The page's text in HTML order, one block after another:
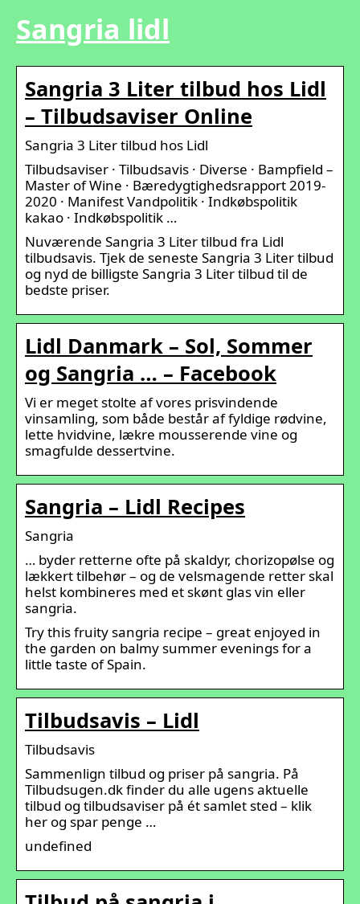
Sangria lidl
Sangria 3 Liter tilbud hos Lidl
– Tilbudsaviser Online
Sangria 3 Liter tilbud hos Lidl
Tilbudsaviser · Tilbudsavis · Diverse · Bampfield –
Master of Wine · Bæredygtighedsrapport 2019-
2020 · Manifest Vandpolitik · Indkøbspolitik
kakao · Indkøbspolitik …
Nuværende Sangria 3 Liter tilbud fra Lidl
tilbudsavis. Tjek de seneste Sangria 3 Liter tilbud
og nyd de billigste Sangria 3 Liter tilbud til de
bedste priser.
Lidl Danmark – Sol, Sommer
og Sangria … – Facebook
Vi er meget stolte af vores prisvindende
vinsamling, som både består af fyldige rødvine,
lette hvidvine, lækre mousserende vine og
smagfulde dessertvine.
Sangria – Lidl Recipes
Sangria
… byder retterne ofte på skaldyr, chorizopølse og
lækkert tilbehør – og de velsmagende retter skal
helst kombineres med et skønt glas vin eller
sangria.
Try this fruity sangria recipe – great enjoyed in
the garden on balmy summer evenings for a
little taste of Spain.
Tilbudsavis – Lidl
Tilbudsavis
Sammenlign tilbud og priser på sangria. På
Tilbudsugen.dk finder du alle ugens aktuelle
tilbud og tilbudsaviser på ét samlet sted – klik
her og spar penge …
undefined